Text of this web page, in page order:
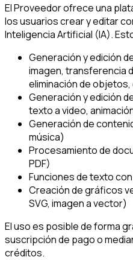
El Proveedor ofrece una
los usuarios crear y editar
Inteligencia Artificial (IA).
Generación y edición
imagen, transferencia
eliminación de
Generación y edición
texto a video,
Generación de
música)
Procesamiento de
PDF)
Funciones de texto con
Creación de gráficos
SVG, imagen a vector)
El uso es posible de forma
suscripción de pago o
créditos.